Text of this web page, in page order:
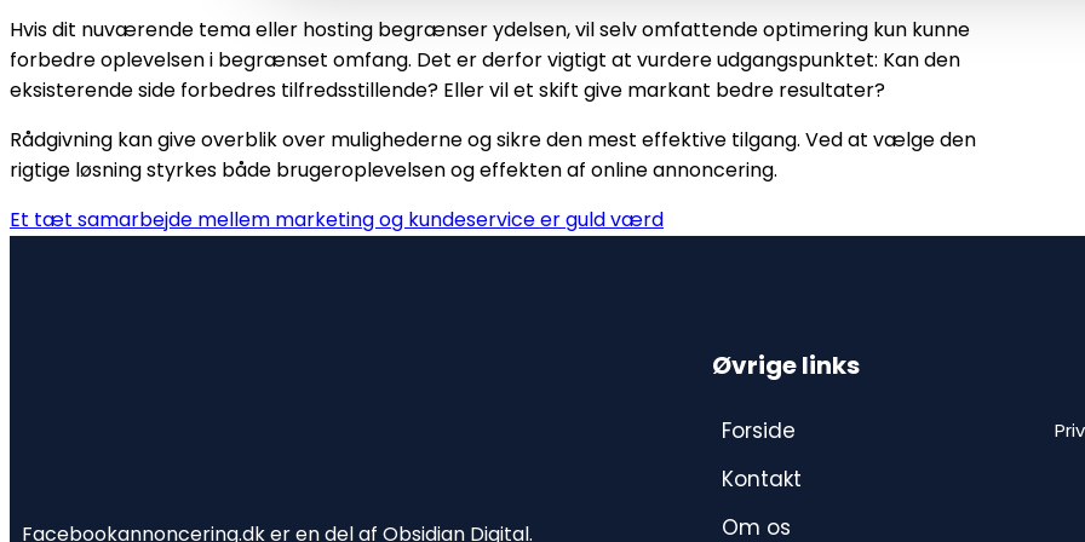
Hvis dit nuværende tema eller hosting begrænser ydelsen, vil selv omfattende optimering kun kunne
forbedre oplevelsen i begrænset omfang. Det er derfor vigtigt at vurdere udgangspunktet: Kan den
eksisterende side forbedres tilfredsstillende? Eller vil et skift give markant bedre resultater?
Rådgivning kan give overblik over mulighederne og sikre den mest effektive tilgang. Ved at vælge den
rigtige løsning styrkes både brugeroplevelsen og effekten af online annoncering.
Et tæt samarbejde mellem marketing og kundeservice er guld værd
Facebookannoncering.dker en del af Obsidian Digital.
Øvrige links
Forside
Kontakt
Om os